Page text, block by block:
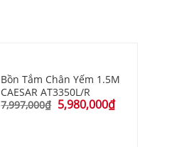
Bồn Tắm Chân Yếm 1.5M
CAESAR AT3350L/R
7,997,000₫ 5,980,000₫